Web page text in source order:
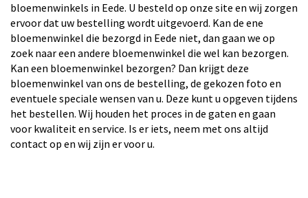
bloemenwinkels in Eede. U besteld op onze site en wij zorgen
ervoor dat uw bestelling wordt uitgevoerd. Kan de ene
bloemenwinkel die bezorgd in Eede niet, dan gaan we op
zoek naar een andere bloemenwinkel die wel kan bezorgen.
Kan een bloemenwinkel bezorgen? Dan krijgt deze
bloemenwinkel van ons de bestelling, de gekozen foto en
eventuele speciale wensen van u. Deze kunt u opgeven tijdens
het bestellen. Wij houden het proces in de gaten en gaan
voor kwaliteit en service. Is er iets, neem met ons altijd
contact op en wij zijn er voor u.